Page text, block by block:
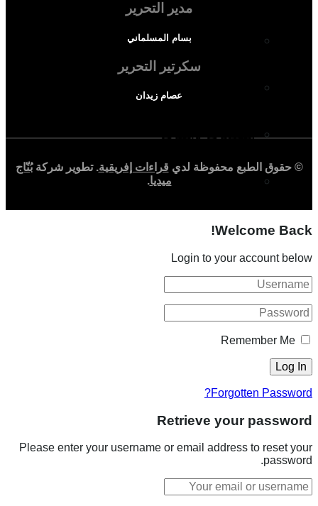
قراءات تاريخية
منظمات وهيئات
كتاب قراءات إفريقية
مدير التحرير
بسام المسلماني
سكرتير التحرير
عصام زيدان
© حقوق الطبع محفوظة لدي قراءات إفريقية. تطوير شركةبُنّاج
ميديا.
Welcome Back!
Login to your account below
Remember Me
Forgotten Password?
Retrieve your password
Please enter your username or email address to reset your
password.